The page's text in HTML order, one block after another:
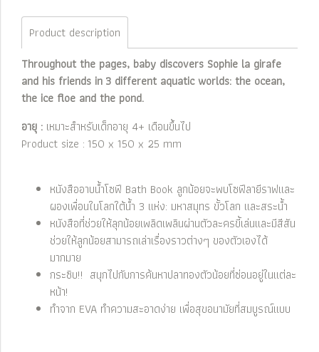
Product description
Throughout the pages, baby discovers Sophie la girafe
and his friends in 3 different aquatic worlds: the ocean,
the ice floe and the pond.
อายุ : เหมาะสำหรับเด็กอายุ 4+ เดือนขึ้นไป
Product size : 150 x 150 x 25 mm
หนังสืออาบน้ำโซฟี Bath Book ลูกน้อยจะพบโซฟีลายีราฟและ
ผองเพื่อนในโลกใต้น้ำ 3 แห่ง: มหาสมุทร ขั้วโลก และสระน้ำ
หนังสือที่ช่วยให้ลุกน้อยเพลิดเพลินผ่านตัวละครขี้เล่นและมีสีสัน
ช่วยให้ลูกน้อยสามารถเล่าเรื่องราวต่างๆ ของตัวเองได้
มากมาย
กระซิบ!! สนุกไปกับการค้นหาปลาทองตัวน้อยที่ซ่อนอยู่ในแต่ละ
หน้า!
ทำจาก EVA ทำความสะอาดง่าย เพื่อสุขอนามัยที่สมบูรณ์แบบ